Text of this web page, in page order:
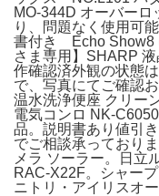
MO-344D オーバー
り、問題なく使用可
書付き Echo Show8
さま専用】SHARP
作確認済外観の状態
で、写真にてご確認
温水洗浄便座 クリー
電気コンロ NK-
品。説明書あり値引
でご相談承っており
メラ ソーラー。日
RAC-X22F。シャー
ニトリ・アイリスオ